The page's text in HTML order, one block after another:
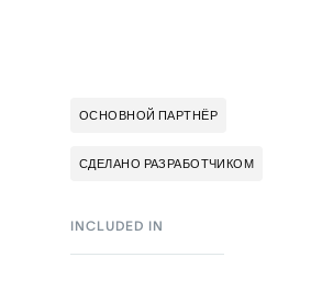
ОСНОВНОЙ ПАРТНЁР
СДЕЛАНО РАЗРАБОТЧИКОМ
INCLUDED IN